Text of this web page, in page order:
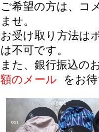
ご希望の方は、コ
ませ。
お受け取り方法は
は不可です。
また、銀行振込の
額のメール をお